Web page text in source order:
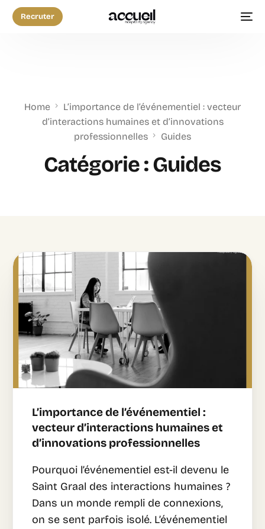
Recruter
Home
L’importance de l’événementiel : vecteur
d’interactions humaines et d’innovations
professionnelles
Guides
Catégorie :Guides
L’importance de l’événementiel :
vecteur d’interactions humaines et
d’innovations professionnelles
Pourquoi l’événementiel est-il devenu le
Saint Graal des interactions humaines ?
Dans un monde rempli de connexions,
on se sent parfois isolé. L’événementiel